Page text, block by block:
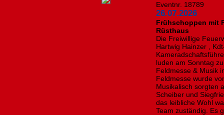
Eventnr. 18789
26.07.2026
Frühschoppen mit
Rüsthaus
Die Freiwillige
Hartwig Hainzer ,
luden am Sonntag
Feldmesse & Musik
Feldmesse wurde
Musikalisch sorgten
Scheiber und
das leibliche Wohl
Team zuständig. Es